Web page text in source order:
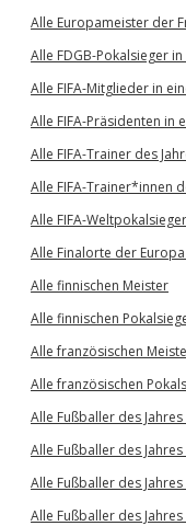
Alle Europameister der
Alle FDGB-Pokalsieger
Alle FIFA-Mitglieder in
Alle FIFA-Präsidenten in
Alle FIFA-Trainer des
Alle FIFA-Trainer*innen
Alle FIFA-Weltpokalsieger
Alle Finalorte der
Alle finnischen Meister
Alle finnischen
Alle französischen
Alle französischen
Alle Fußballer des
Alle Fußballer des
Alle Fußballer des
Alle Fußballer des Jahres